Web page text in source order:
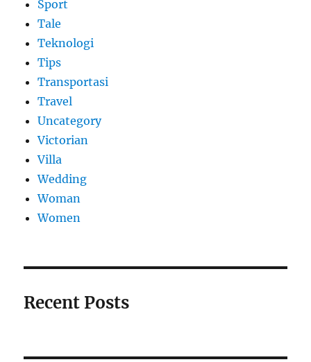
Sport
Tale
Teknologi
Tips
Transportasi
Travel
Uncategory
Victorian
Villa
Wedding
Woman
Women
Recent Posts